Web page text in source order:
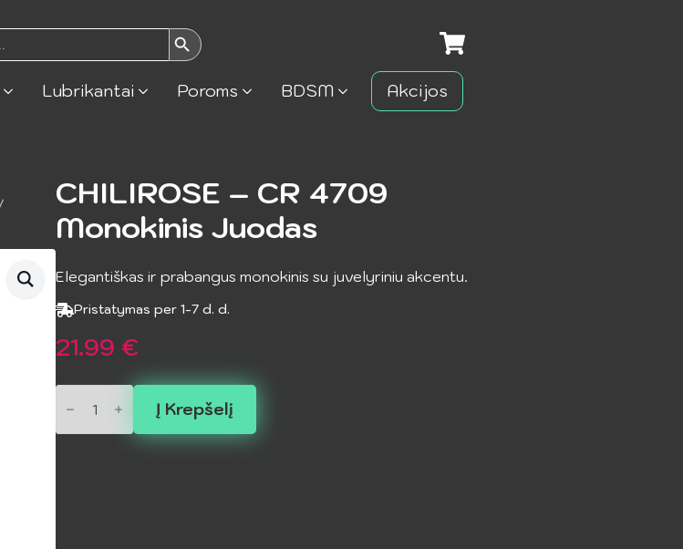
Search Button
Lubrikantai Poroms BDSM Akcijos
CHILIROSE – CR 4709
Monokinis Juodas
Elegantiškas ir prabangus monokinis su juvelyriniu akcentu.
Pristatymas per 1-7 d. d.
21.99 €
produkto
kiekis:
CHILIROSE
-
Į Krepšelį